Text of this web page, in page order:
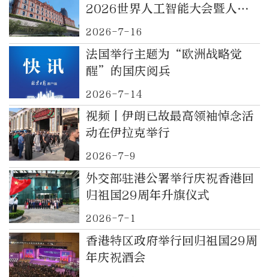
2026世界人工智能大会暨人工
智能全球治理高级别会议开幕式
的国际贵宾举行欢迎宴会
2026-7-16
法国举行主题为“欧洲战略觉
醒”的国庆阅兵
2026-7-14
视频丨伊朗已故最高领袖悼念活
动在伊拉克举行
2026-7-9
外交部驻港公署举行庆祝香港回
归祖国29周年升旗仪式
2026-7-1
香港特区政府举行回归祖国29周
年庆祝酒会